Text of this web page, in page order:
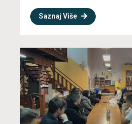
Saznaj Više